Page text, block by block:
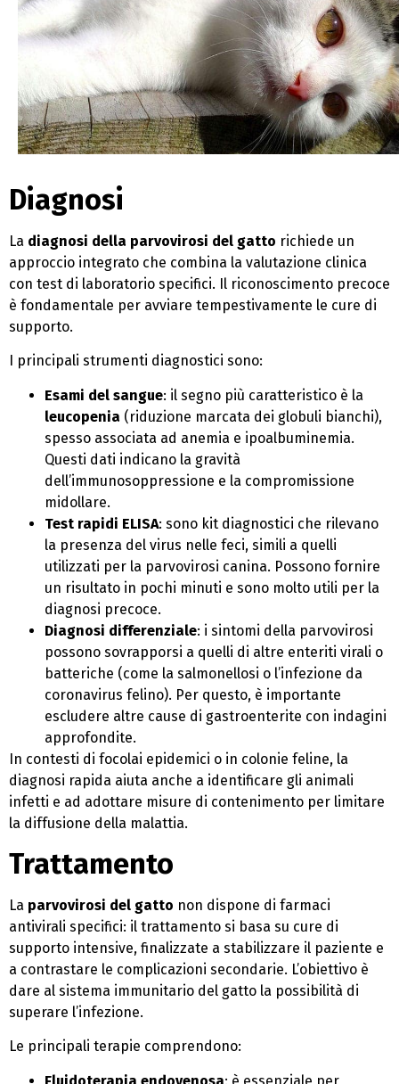
Diagnosi
La diagnosi della parvovirosi del gatto richiede un
approccio integrato che combina la valutazione clinica
con test di laboratorio specifici. Il riconoscimento precoce
è fondamentale per avviare tempestivamente le cure di
supporto.
I principali strumenti diagnostici sono:
Esami del sangue: il segno più caratteristico è la
leucopenia (riduzione marcata dei globuli bianchi),
spesso associata ad anemia e ipoalbuminemia.
Questi dati indicano la gravità
dell’immunosoppressione e la compromissione
midollare.
Test rapidi ELISA: sono kit diagnostici che rilevano
la presenza del virus nelle feci, simili a quelli
utilizzati per la parvovirosi canina. Possono fornire
un risultato in pochi minuti e sono molto utili per la
diagnosi precoce.
Diagnosi differenziale: i sintomi della parvovirosi
possono sovrapporsi a quelli di altre enteriti virali o
batteriche (come la salmonellosi o l’infezione da
coronavirus felino). Per questo, è importante
escludere altre cause di gastroenterite con indagini
approfondite.
In contesti di focolai epidemici o in colonie feline, la
diagnosi rapida aiuta anche a identificare gli animali
infetti e ad adottare misure di contenimento per limitare
la diffusione della malattia.
Trattamento
La parvovirosi del gatto non dispone di farmaci
antivirali specifici: il trattamento si basa su cure di
supporto intensive, finalizzate a stabilizzare il paziente e
a contrastare le complicazioni secondarie. L’obiettivo è
dare al sistema immunitario del gatto la possibilità di
superare l’infezione.
Le principali terapie comprendono: